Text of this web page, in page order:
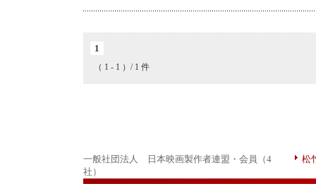
1
（ 1 - 1 ）/ 1 件
一般社団法人 日本映画製作者連盟・会員（4
社）
松